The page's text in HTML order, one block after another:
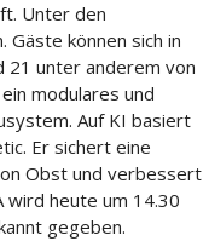
Unter den
Gäste können sich in
21 unter anderem von
modulares und
Auf KI basiert
Er sichert eine
Obst und verbessert
wird heute um 14.30
gegeben.